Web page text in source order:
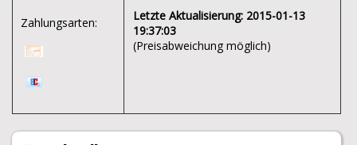
Zahlungsarten:
Letzte Aktualisierung: 2015-01-13
19:37:03
(Preisabweichung möglich)